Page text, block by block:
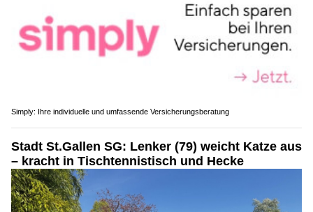
Simply: Ihre individuelle und umfassende Versicherungsberatung
Stadt St.Gallen SG: Lenker (79) weicht Katze aus
– kracht in Tischtennistisch und Hecke